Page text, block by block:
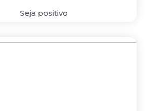
Seja positivo